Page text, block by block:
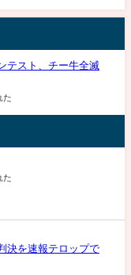
テスト、チー牛全滅
た
た
決を速報テロップで